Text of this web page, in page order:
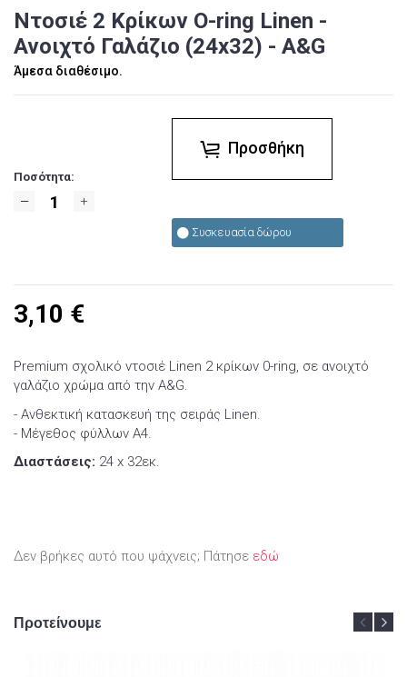
Ντοσιέ 2 Κρίκων O-ring Linen -
Ανοιχτό Γαλάζιο (24x32) - A&G
Άμεσα διαθέσιμο.
Ποσότητα:
Προσθήκη
Συσκευασία δώρου
3,10 €
Premium σχολικό ντοσιέ Linen 2 κρίκων 0-ring, σε ανοιχτό
γαλάζιο χρώμα από την A&G.
- Ανθεκτική κατασκευή της σειράς Linen.
- Μέγεθος φύλλων Α4.
Διαστάσεις: 24 x 32εκ.
Δεν βρήκες αυτό που ψάχνεις; Πάτησε εδώ
Προτείνουμε